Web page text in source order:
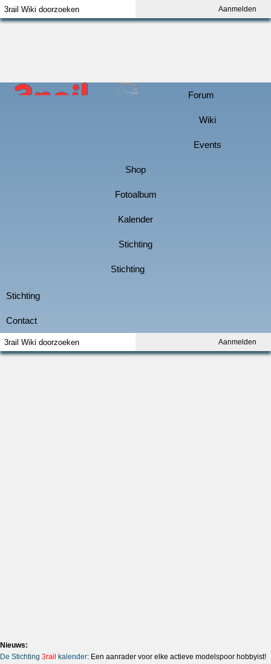
Aanmelden
Aanmelden
Nieuws:
De Stichting 3rail kalender: Een aanrader voor elke actieve modelspoor hobbyist!